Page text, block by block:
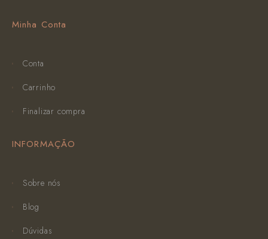
Minha Conta
Conta
Carrinho
Finalizar compra
INFORMAÇÃO
Sobre nós
Blog
Dúvidas